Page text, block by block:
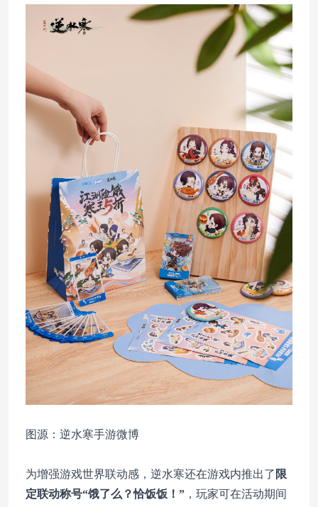
图源：逆水寒手游微博
为增强游戏世界联动感，逆水寒还在游戏内推出了 限
定联动称号“饿了么？恰饭饭！” ，玩家可在活动期间